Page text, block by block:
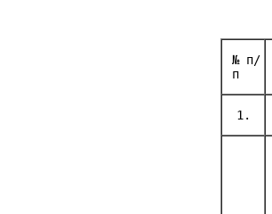
№ п/
п
1.